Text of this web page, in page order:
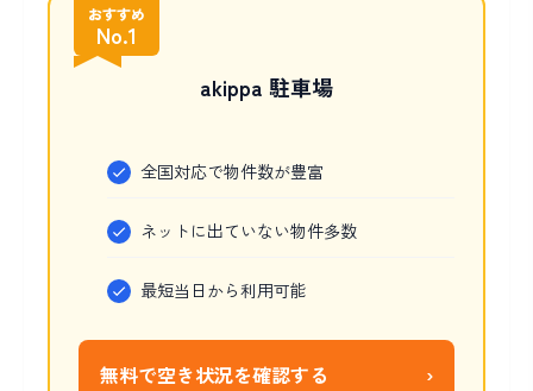
おすすめ
No.1
akippa 駐車場
全国対応で物件数が豊富
ネットに出ていない物件多数
最短当日から利用可能
無料で空き状況を確認する ›